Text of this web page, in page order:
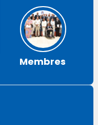
Membres